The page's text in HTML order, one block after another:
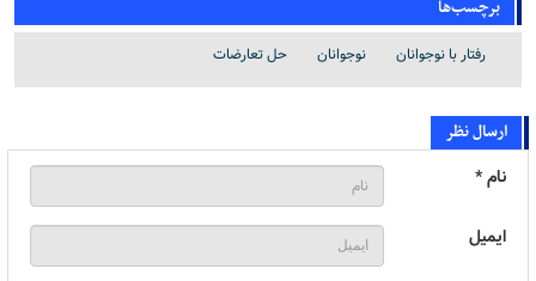
برچسب‌ها
رفتار با نوجوانان نوجوانان حل تعارضات
ارسال نظر
نام *
ایمیل